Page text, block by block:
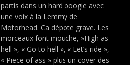
partis dans un hard boogie avec
une voix à la Lemmy de
Motorhead. Ca dépote grave. Les
morceaux font mouche, »High as
hell », « Go to hell », « Let’s ride »,
« Piece of ass » plus un cover des